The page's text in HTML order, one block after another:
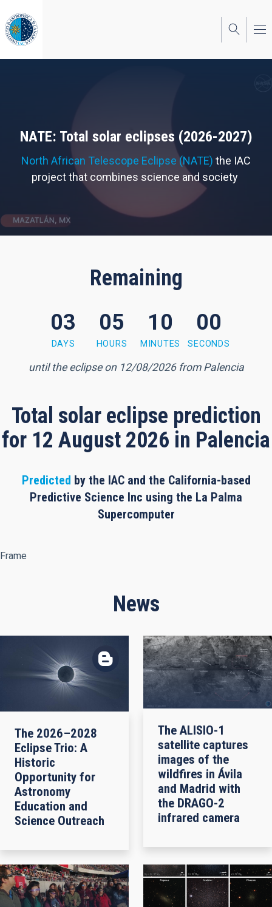
to
main
content
NATE: Total solar eclipses (2026-2027)
North African Telescope Eclipse (NATE) the IAC
project that combines science and society
Remaining
57 seconds
03
DAYS
05
HOURS
09
MINUTES
59
SECONDS
until the eclipse on 12/08/2026 from Palencia
Total solar eclipse prediction
for 12 August 2026 in Palencia
Predicted by the IAC and the California-based
Predictive Science Inc using the La Palma
Supercomputer
Frame
News
The 2026–2028
Eclipse Trio: A
Historic
Opportunity for
Astronomy
Education and
Science Outreach
The ALISIO-1
satellite captures
images of the
wildfires in Ávila
and Madrid with
the DRAGO-2
infrared camera